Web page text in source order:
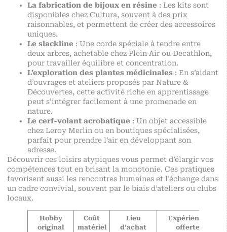
La fabrication de bijoux en résine : Les kits sont
disponibles chez Cultura, souvent à des prix
raisonnables, et permettent de créer des accessoires
uniques.
Le slackline : Une corde spéciale à tendre entre
deux arbres, achetable chez Plein Air ou Decathlon,
pour travailler équilibre et concentration.
L’exploration des plantes médicinales : En s’aidant
d’ouvrages et ateliers proposés par Nature &
Découvertes, cette activité riche en apprentissage
peut s’intégrer facilement à une promenade en
nature.
Le cerf-volant acrobatique : Un objet accessible
chez Leroy Merlin ou en boutiques spécialisées,
parfait pour prendre l’air en développant son
adresse.
Découvrir ces loisirs atypiques vous permet d’élargir vos
compétences tout en brisant la monotonie. Ces pratiques
favorisent aussi les rencontres humaines et l’échange dans
un cadre convivial, souvent par le biais d’ateliers ou clubs
locaux.
Hobby
original
Coût
matériel
Lieu
d’achat
Expérience
offerte